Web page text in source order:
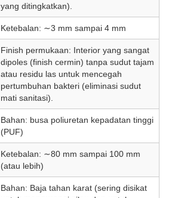
yang ditingkatkan).
Ketebalan: ∼3 mm sampai 4 mm
Finish permukaan: Interior yang sangat
dipoles (finish cermin) tanpa sudut tajam
atau residu las untuk mencegah
pertumbuhan bakteri (eliminasi sudut
mati sanitasi).
Bahan: busa poliuretan kepadatan tinggi
(PUF)
Ketebalan: ∼80 mm sampai 100 mm
(atau lebih)
Bahan: Baja tahan karat (sering disikat